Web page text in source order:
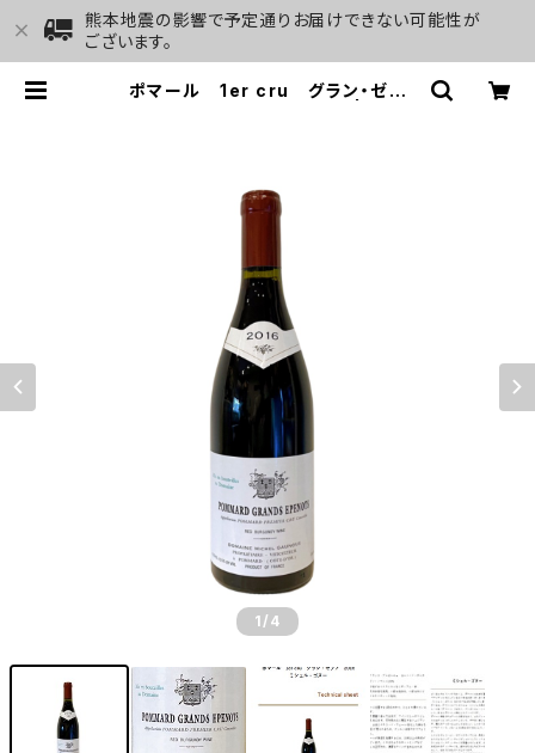
熊本地震の影響で予定通りお届けできない可能性が
ございます。
ポマール 1er cru グラン・ゼプ
1 /4